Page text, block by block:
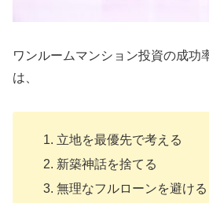
ワンルームマンション投資の成功
は、
立地を最優先で考える
新築神話を捨てる
無理なフルローンを避ける